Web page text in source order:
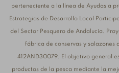
perteneciente a la línea de Ayudas a
Estrategias de Desarrollo Local
del Sector Pesquero de Andalucía.
fábrica de conservas y salazones
412AND30079. El objetivo general
productos de la pesca mediante la